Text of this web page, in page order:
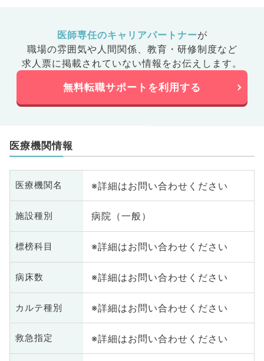
医師専任のキャリアパートナーが
職場の雰囲気や人間関係、 教育・研修制度など
求人票に掲載されていない情報をお伝えします。
無料転職サポートを利用する
医療機関情報
医療機関名 ※詳細はお問い合わせください
施設種別 病院（一般）
標榜科目 ※詳細はお問い合わせください
病床数 ※詳細はお問い合わせください
カルテ種別 ※詳細はお問い合わせください
救急指定 ※詳細はお問い合わせください